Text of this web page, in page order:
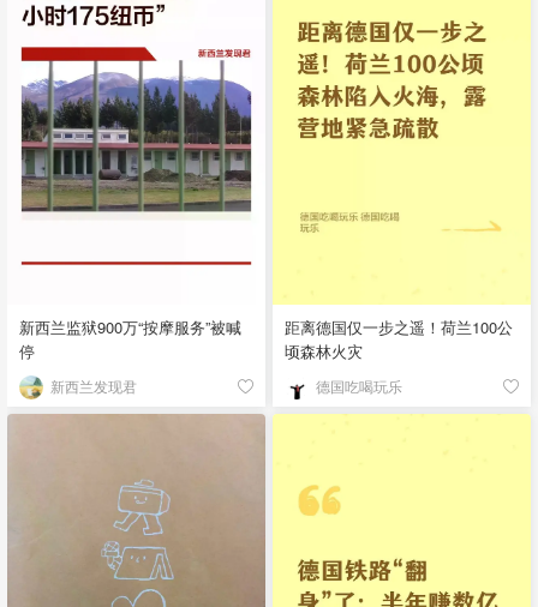
新西兰监狱900万“按摩服务”被喊
停
新西兰发现君
距离德国仅一步之遥！荷兰100公
顷森林火灾
德国吃喝玩乐